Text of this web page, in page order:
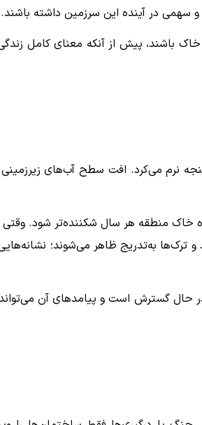
سهمی در آینده این سرزمین داشته باشند.
باشند، پیش از آنکه معنای کامل
نرم می‌کرد. افت سطح آب‌های زیرزمینی
خاک منطقه هر سال شکننده‌تر شود.
به‌تدریج ظاهر می‌شوند؛
حال گسترش است و پیامدهای آن می‌تواند